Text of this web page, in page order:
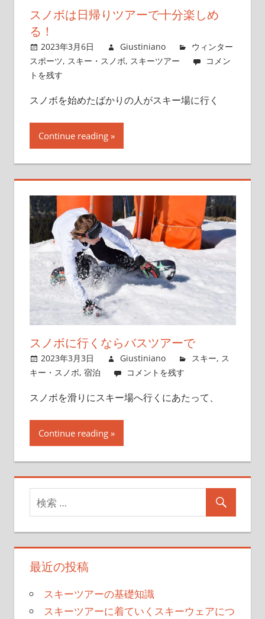
スノボは日帰りツアーで十分楽しめ
る！
2023年3月6日 Giustiniano
ウィンター
スポーツ, スキー・スノボ, スキーツアー
コメン
トを残す
スノボを始めたばかりの人がスキー場に行く
Continue reading
スノボに行くならバスツアーで
2023年3月3日 Giustiniano スキー, ス
キー・スノボ, 宿泊 コメントを残す
スノボを滑りにスキー場へ行くにあたって、
Continue reading
最近の投稿
スキーツアーの基礎知識
スキーツアーに着ていくスキーウェアにつ